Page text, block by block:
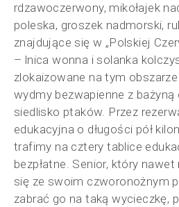
rdzawoczerwony, mikołajek
poleska, groszek nadmorski,
znajdujące się w „Polskiej
– lnica wonna i solanka
zlokaizowane na tym
wydmy bezwapienne z bażyną
siedlisko ptaków. Przez
edukacyjna o długości pół
trafimy na cztery tablice
bezpłatne. Senior, który
się ze swoim czworonożnym
zabrać go na taką wycieczkę,